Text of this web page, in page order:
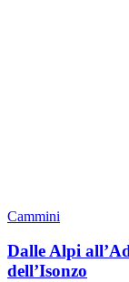
Cammini
Dalle Alpi
dell’Isonzo